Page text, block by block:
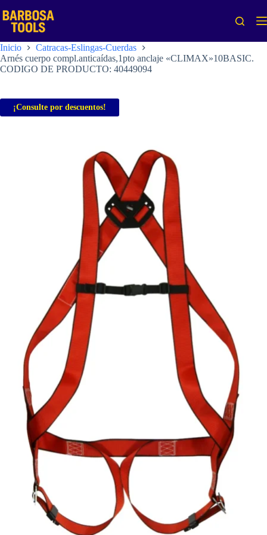
al
contenido
Inicio
Catracas-Eslingas-Cuerdas
Arnés cuerpo compl.anticaídas,1pto anclaje «CLIMAX»10BASIC.
CODIGO DE PRODUCTO: 40449094
¡Consulte por descuentos!